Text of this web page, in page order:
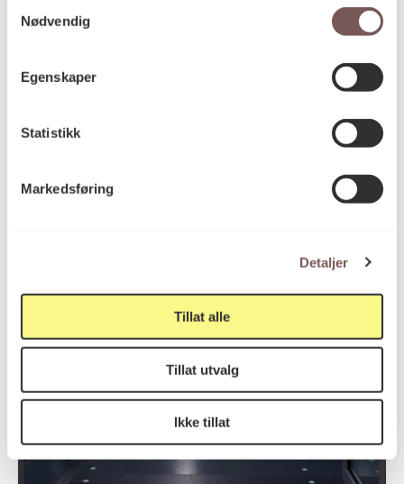
Nødvendig
Egenskaper
Statistikk
Markedsføring
Detaljer
Tillat alle
Tillat utvalg
Ikke tillat
Brusebroene